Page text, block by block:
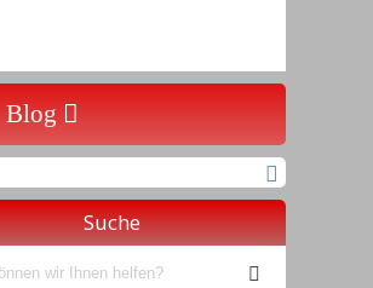
Blog
Suche